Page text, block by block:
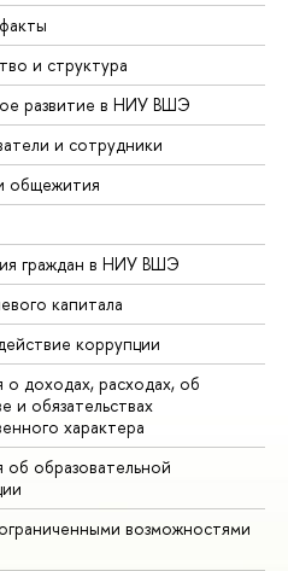
и структура
развитие в НИУ ВШЭ
и сотрудники
общежития
граждан в НИУ ВШЭ
капитала
коррупции
о доходах, расходах, об
и обязательствах
характера
об образовательной
возможностями